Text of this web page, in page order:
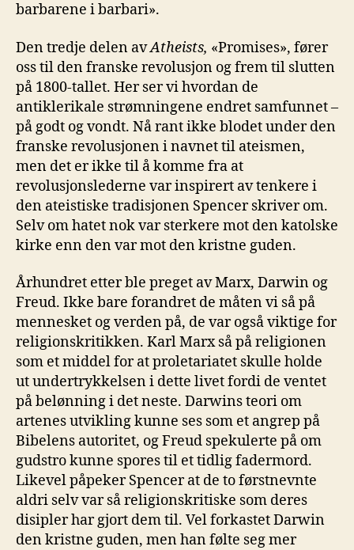
barbarene i barbari».
Den tredje delen avAtheists, «Promises», fører
oss til den franske revolusjon og frem til slutten
på 1800-tallet. Her ser vi hvordan de
antiklerikale strømningene endret samfunnet –
på godt og vondt. Nå rant ikke blodet under den
franske revolusjonen i navnet til ateismen,
men det er ikke til å komme fra at
revolusjonslederne var inspirert av tenkere i
den ateistiske tradisjonen Spencer skriver om.
Selv om hatet nok var sterkere mot den katolske
kirke enn den var mot den kristne guden.
Århundret etter ble preget av Marx, Darwin og
Freud. Ikke bare forandret de måten vi så på
mennesket og verden på, de var også viktige for
religionskritikken. Karl Marx så på religionen
som et middel for at proletariatet skulle holde
ut undertrykkelsen i dette livet fordi de ventet
på belønning i det neste. Darwins teori om
artenes utvikling kunne ses som et angrep på
Bibelens autoritet, og Freud spekulerte på om
gudstro kunne spores til et tidlig fadermord.
Likevel påpeker Spencer at de to førstnevnte
aldri selv var så religionskritiske som deres
disipler har gjort dem til. Vel forkastet Darwin
den kristne guden, men han følte seg mer